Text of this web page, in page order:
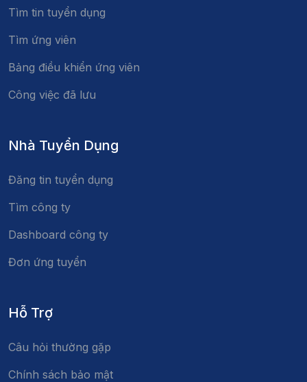
Tìm tin tuyển dụng
Tìm ứng viên
Bảng điều khiển ứng viên
Công việc đã lưu
Nhà Tuyển Dụng
Đăng tin tuyển dụng
Tìm công ty
Dashboard công ty
Đơn ứng tuyển
Hỗ Trợ
Câu hỏi thường gặp
Chính sách bảo mật